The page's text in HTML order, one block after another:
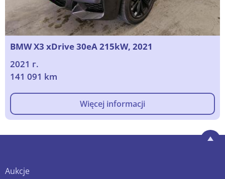
BMW X3 xDrive 30eA 215kW, 2021
2021 г.
141 091 km
Więcej informacji
Aukcje